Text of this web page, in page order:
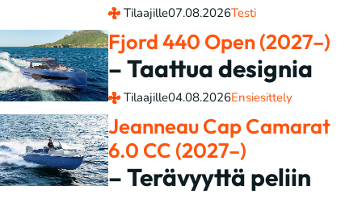
Tilaajille07.08.2026Testi
Fjord 440 Open (2027–)
– Taattua designia
Tilaajille04.08.2026Ensiesittely
Jeanneau Cap Camarat
6.0 CC (2027–)
– Terävyyttä peliin